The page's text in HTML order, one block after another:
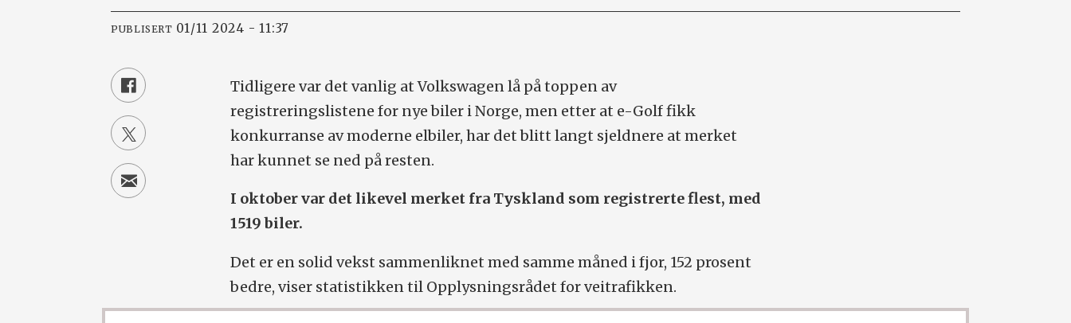
PUBLISERT 01/11 2024 - 11:37
Tidligere var det vanlig at Volkswagen lå på toppen av
registreringslistene for nye biler i Norge, men etter at e-Golf fikk
konkurranse av moderne elbiler, har det blitt langt sjeldnere at merket
har kunnet se ned på resten.
I oktober var det likevel merket fra Tyskland som registrerte flest, med
1519 biler.
Det er en solid vekst sammenliknet med samme måned i fjor, 152 prosent
bedre, viser statistikken til Opplysningsrådet for veitrafikken.